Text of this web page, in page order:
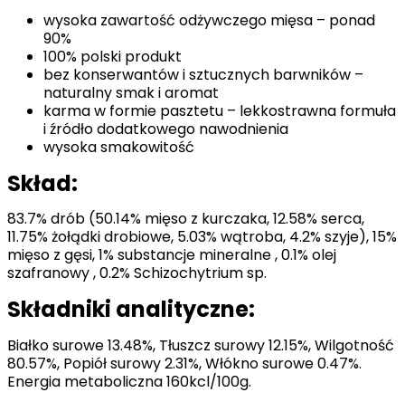
wysoka zawartość odżywczego mięsa – ponad
90%
100% polski produkt
bez konserwantów i sztucznych barwników –
naturalny smak i aromat
karma w formie pasztetu – lekkostrawna formuła
i źródło dodatkowego nawodnienia
wysoka smakowitość
Skład:
83.7% drób (50.14% mięso z kurczaka, 12.58% serca,
11.75% żołądki drobiowe, 5.03% wątroba, 4.2% szyje), 15%
mięso z gęsi, 1% substancje mineralne , 0.1% olej
szafranowy , 0.2% Schizochytrium sp.
Składniki analityczne:
Białko surowe 13.48%, Tłuszcz surowy 12.15%, Wilgotność
80.57%, Popiół surowy 2.31%, Włókno surowe 0.47%.
Energia metaboliczna 160kcl/100g.